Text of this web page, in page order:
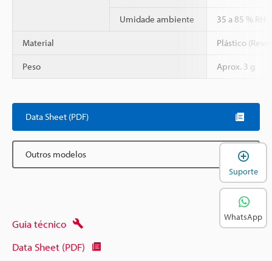
Umidade ambiente 35 a 85 % RH
Material Plástico
Peso Aprox. 3 g
Data Sheet (PDF)
Outros modelos
Guia técnico
Data Sheet (PDF)
Suporte
WhatsApp